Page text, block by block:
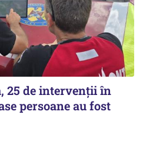
25 de intervenții în
persoane au fost